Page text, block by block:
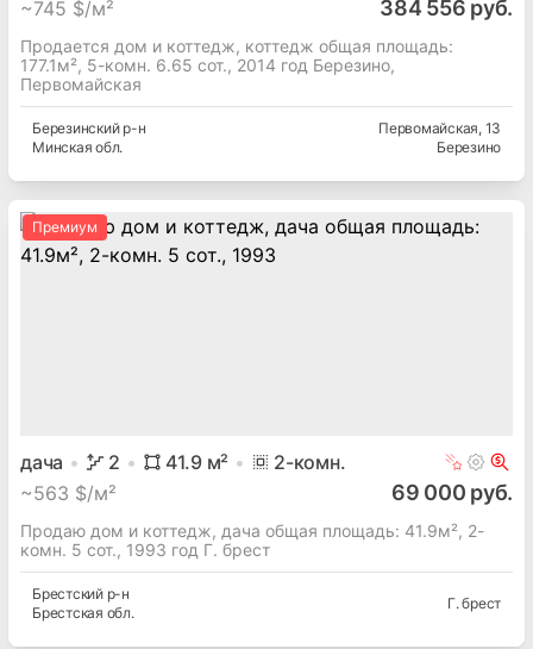
~745 $/м² 384 556 руб.
Продается дом и коттедж, коттедж общая площадь:
177.1м², 5-комн. 6.65 сот., 2014 год Березино,
Первомайская
Березинскийр-н
Минская обл.
Первомайская, 13
Березино
Премиум
дача 2 41.9м² 2-комн.
~563 $/м² 69 000 руб.
Продаю дом и коттедж, дача общая площадь: 41.9м², 2-
комн. 5 сот., 1993 год Г. брест
Брестский р-н
Брестская обл.
Г. брест